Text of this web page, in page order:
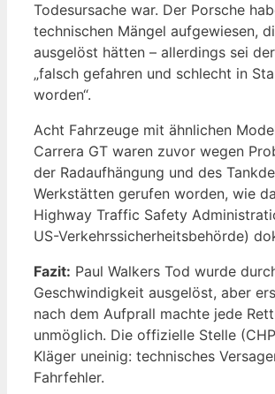
Todesursache war. Der Porsche
technischen Mängel aufgewiesen,
ausgelöst hätten – allerdings sei
„falsch gefahren und schlecht in
worden“.
Acht Fahrzeuge mit ähnlichen
Carrera GT waren zuvor wegen
der Radaufhängung und des
Werkstätten gerufen worden, wie
Highway Traffic Safety
US-Verkehrssicherheitsbehörde)
Fazit: Paul Walkers Tod wurde
Geschwindigkeit ausgelöst, aber
nach dem Aufprall machte jede
unmöglich. Die offizielle Stelle
Kläger uneinig: technisches
Fahrfehler.